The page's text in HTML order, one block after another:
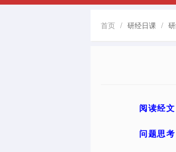
首页 / 研经日课 /
阅读经文
问题思考